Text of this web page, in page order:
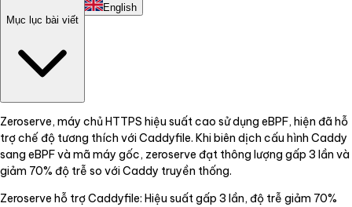
English
Mục lục bài viết
Zeroserve, máy chủ HTTPS hiệu suất cao sử dụng eBPF, hiện đã hỗ
trợ chế độ tương thích với Caddyfile. Khi biên dịch cấu hình Caddy
sang eBPF và mã máy gốc, zeroserve đạt thông lượng gấp 3 lần và
giảm 70% độ trễ so với Caddy truyền thống.
Zeroserve hỗ trợ Caddyfile: Hiệu suất gấp 3 lần, độ trễ giảm 70%